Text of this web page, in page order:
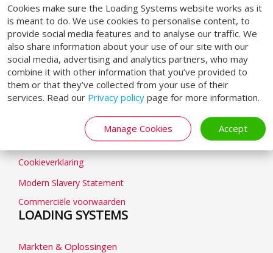
Cookies make sure the Loading Systems website works as it
is meant to do. We use cookies to personalise content, to
provide social media features and to analyse our traffic. We
also share information about your use of our site with our
social media, advertising and analytics partners, who may
combine it with other information that you’ve provided to
them or that they’ve collected from your use of their
services. Read our Privacy policy page for more information.
Manage Cookies Accept
SOCIAL MEDIA
GENERAL
Algemene voorwaarden
Cookieverklaring
Modern Slavery Statement
Commerciële voorwaarden
LOADING SYSTEMS
Markten & Oplossingen